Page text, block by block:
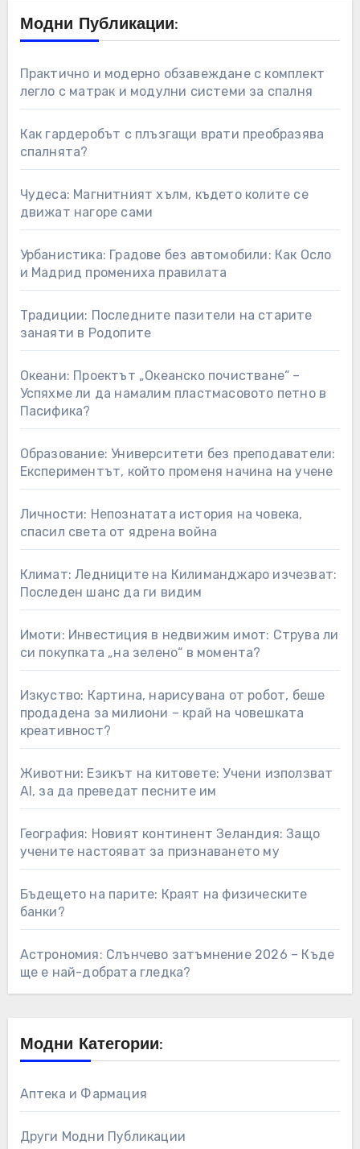
Модни Публикации:
Практично и модерно обзавеждане с комплект
легло с матрак и модулни системи за спалня
Как гардеробът с плъзгащи врати преобразява
спалнята?
Чудеса: Магнитният хълм, където колите се
движат нагоре сами
Урбанистика: Градове без автомобили: Как Осло
и Мадрид промениха правилата
Традиции: Последните пазители на старите
занаяти в Родопите
Океани: Проектът „Океанско почистване“ –
Успяхме ли да намалим пластмасовото петно в
Пасифика?
Образование: Университети без преподаватели:
Експериментът, който променя начина на учене
Личности: Непознатата история на човека,
спасил света от ядрена война
Климат: Ледниците на Килиманджаро изчезват:
Последен шанс да ги видим
Имоти: Инвестиция в недвижим имот: Струва ли
си покупката „на зелено“ в момента?
Изкуство: Картина, нарисувана от робот, беше
продадена за милиони – край на човешката
креативност?
Животни: Езикът на китовете: Учени използват
AI, за да преведат песните им
География: Новият континент Зеландия: Защо
учените настояват за признаването му
Бъдещето на парите: Краят на физическите
банки?
Астрономия: Слънчево затъмнение 2026 – Къде
ще е най-добрата гледка?
Модни Категории:
Аптека и Фармация
Други Модни Публикации